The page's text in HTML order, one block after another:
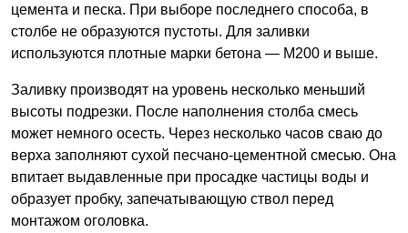
цемента и песка. При выборе последнего способа, в
столбе не образуются пустоты. Для заливки
используются плотные марки бетона — М200 и выше.
Заливку производят на уровень несколько меньший
высоты подрезки. После наполнения столба смесь
может немного осесть. Через несколько часов сваю до
верха заполняют сухой песчано-цементной смесью. Она
впитает выдавленные при просадке частицы воды и
образует пробку, запечатывающую ствол перед
монтажом оголовка.